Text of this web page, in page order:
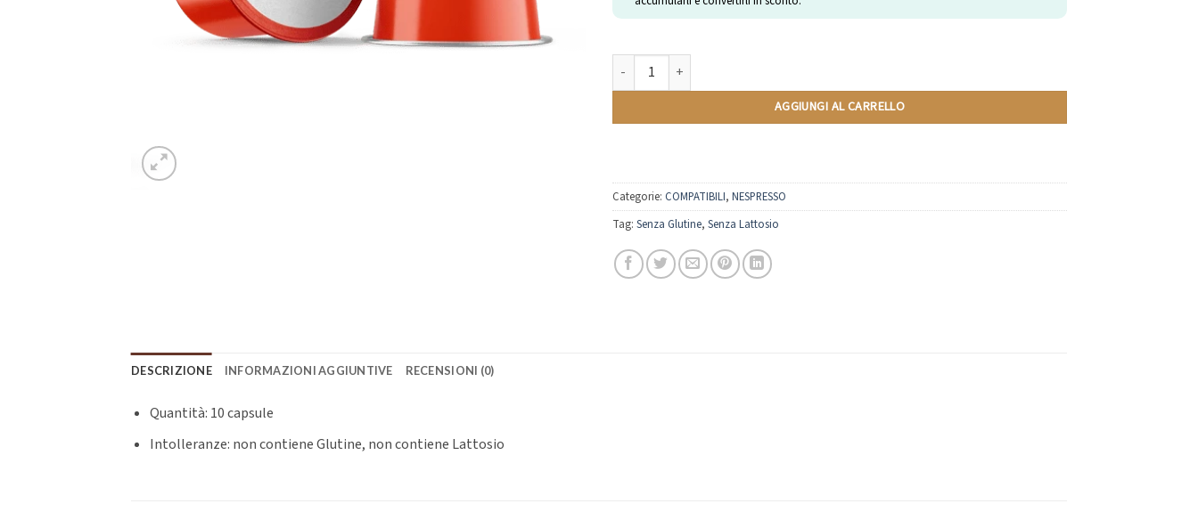
Guaranà | Compatibili Nespresso | 10 Capsule quantità
AGGIUNGI AL CARRELLO
Categorie: COMPATIBILI, NESPRESSO
Tag: Senza Glutine, Senza Lattosio
DESCRIZIONE INFORMAZIONI AGGIUNTIVE RECENSIONI (0)
Quantità: 10 capsule
Intolleranze: non contiene Glutine, non contiene Lattosio